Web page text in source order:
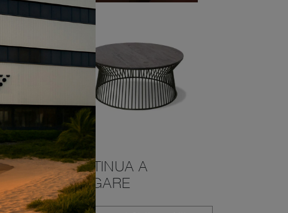
CONTINUA A
NAVIGARE